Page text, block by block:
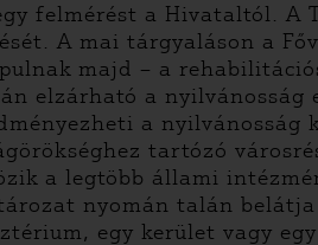
felmérést a Hivataltól. A
A mai tárgyaláson a
majd – a
elzárható a nyilvánosság
a nyilvánosság
tartózó
a legtöbb állami
nyomán talán
egy kerület vagy